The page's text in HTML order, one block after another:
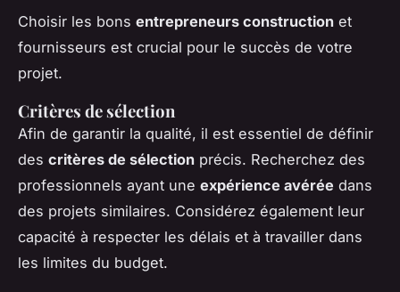
Choisir les bons entrepreneurs construction et
fournisseurs est crucial pour le succès de votre
projet.
Critères de sélection
Afin de garantir la qualité, il est essentiel de définir
des critères de sélection précis. Recherchez des
professionnels ayant une expérience avérée dans
des projets similaires. Considérez également leur
capacité à respecter les délais et à travailler dans
les limites du budget.